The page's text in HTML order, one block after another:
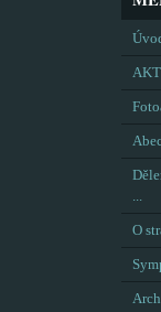
...
O